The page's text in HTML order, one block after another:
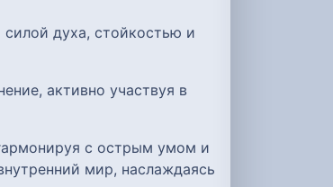
силой духа, стойкостью и
активно участвуя в
с острым умом и
мир, наслаждаясь